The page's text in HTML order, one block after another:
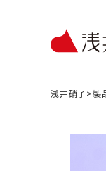
浅井硝子>製